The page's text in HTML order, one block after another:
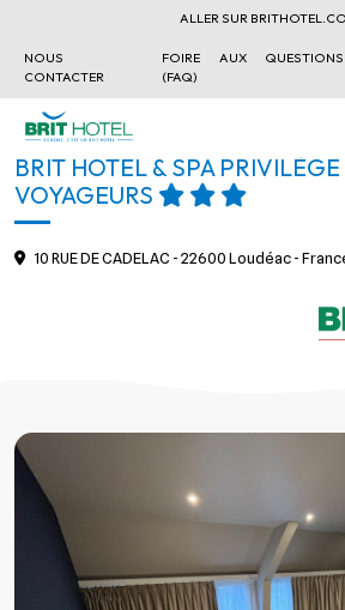
ALLER SUR
NOUS
CONTACTER
FOIRE AUX QUESTIONS
(FAQ)
BRIT HOTEL & SPA
VOYAGEURS
10 RUE DE CADELAC - 22600 Loudéac -